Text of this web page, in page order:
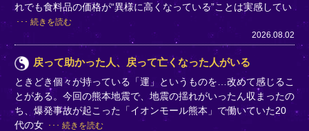
れでも食料品の価格が“異様に高くなっている”ことは実感してい
続きを読む
2026.08.02
戻って助かった人、戻って亡くなった人がいる
ときどき個々が持っている「運」というものを…改めて感じるこ
とがある。今回の熊本地震で、地震の揺れがいったん収まったの
ち、爆発事故が起こった「イオンモール熊本」で働いていた20
代の女
続きを読む